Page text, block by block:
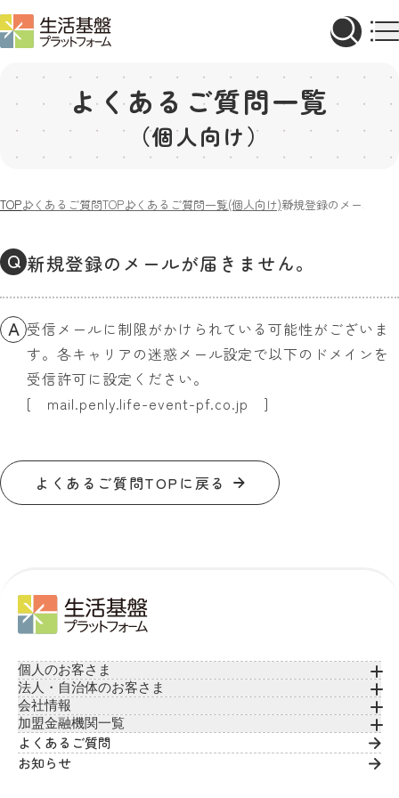
よくあるご質問一覧
（個人向け）
TOPよくあるご質問TOPよくあるご質問一覧(個人向け)新規登録のメールが
Q 新規登録のメールが届きません。
A 受信メールに制限がかけられている可能性がございま
す。各キャリアの迷惑メール設定で以下のドメインを
受信許可に設定ください。
[ mail.penly.life-event-pf.co.jp ]
よくあるご質問TOPに戻る
個人のお客さま
法人・自治体のお客さま
会社情報
加盟金融機関一覧
よくあるご質問
お知らせ